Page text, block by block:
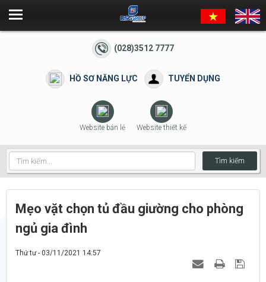
(028)3512 7777
HỒ SƠ NĂNG LỰC TUYỂN DỤNG
Website bán lẻ Website thiết kế
Tìm kiếm
Mẹo vặt chọn tủ đầu giường cho phòng
ngủ gia đình
Thứ tư - 03/11/2021 14:57